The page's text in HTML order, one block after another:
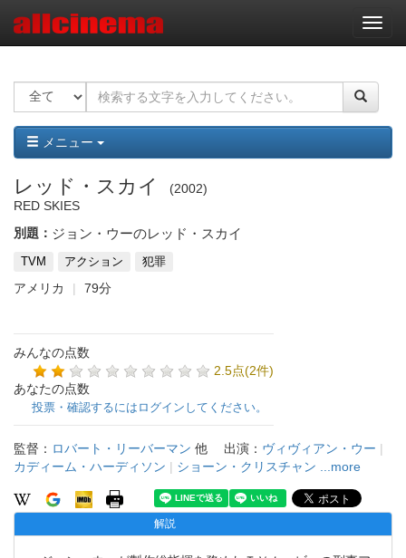
ナ
ビ
ー
ョ
ン
メニュー
レッド・スカイ
2002
RED SKIES
別題： ジョン・ウーのレッド・スカイ
TVM アクション 犯罪
アメリカ 79分
みんなの点数
2.5点(2件)
あなたの点数
投票・確認するにはログインしてください。
監督： ロバート・リーバーマン 他 出演： ヴィヴィアン・ウー |
カディーム・ハーディソン | ショーン・クリスチャン ...more
解説